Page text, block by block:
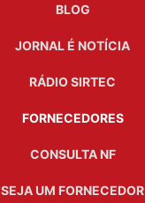
BLOG
JORNAL É NOTÍCIA
RÁDIO SIRTEC
FORNECEDORES
CONSULTA NF
SEJA UM FORNECEDOR